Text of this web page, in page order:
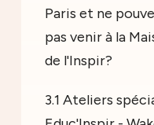
Paris et ne
pas venir à la
de l'Inspir?
3.1 Ateliers